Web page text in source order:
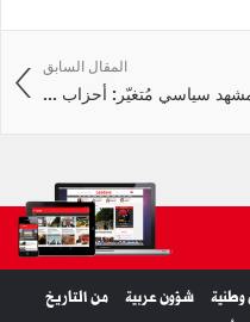
المقال السابق
سياسي مُتغيّر: أحزاب ...
شؤون عربية
من التاريخ